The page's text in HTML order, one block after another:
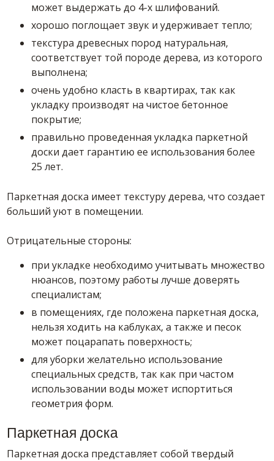
может выдержать до 4-х шлифований.
хорошо поглощает звук и удерживает тепло;
текстура древесных пород натуральная,
соответствует той породе дерева, из которого
выполнена;
очень удобно класть в квартирах, так как
укладку производят на чистое бетонное
покрытие;
правильно проведенная укладка паркетной
доски дает гарантию ее использования более
25 лет.
Паркетная доска имеет текстуру дерева, что создает
больший уют в помещении.
Отрицательные стороны:
при укладке необходимо учитывать множество
нюансов, поэтому работы лучше доверять
специалистам;
в помещениях, где положена паркетная доска,
нельзя ходить на каблуках, а также и песок
может поцарапать поверхность;
для уборки желательно использование
специальных средств, так как при частом
использовании воды может испортиться
геометрия форм.
Паркетная доска
Паркетная доска представляет собой твердый